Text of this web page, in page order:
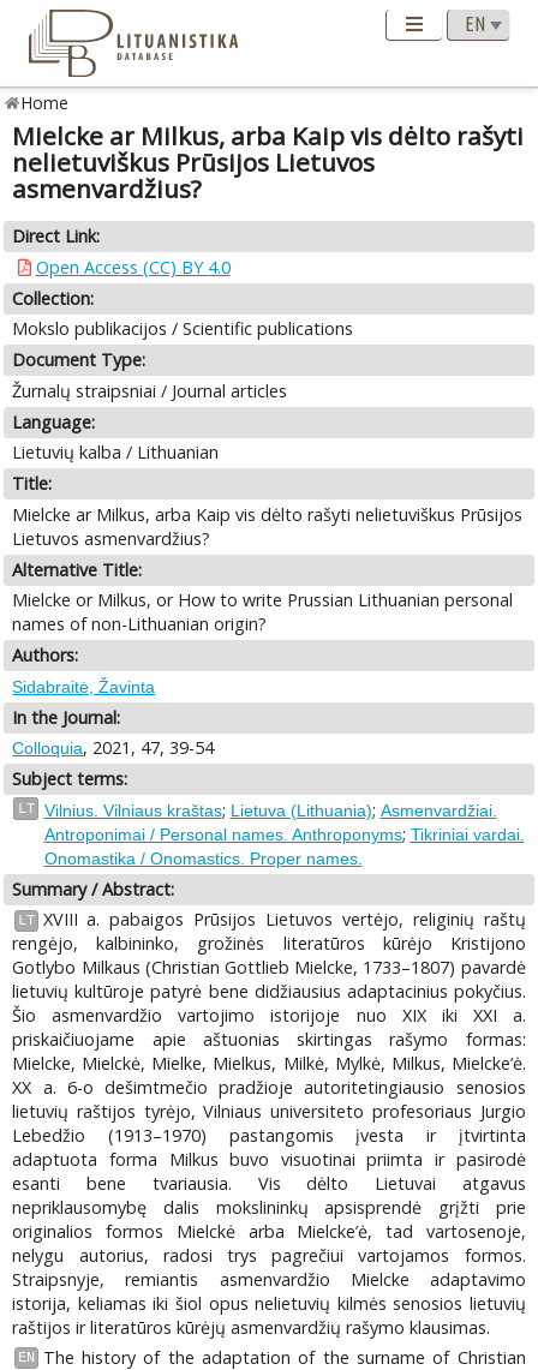
Home
Mielcke ar Milkus, arba Kaip vis dėlto rašyti
nelietuviškus Prūsijos Lietuvos
asmenvardžius?
Direct Link:
Open Access (CC) BY 4.0
Collection:
Mokslo publikacijos / Scientific publications
Document Type:
Žurnalų straipsniai / Journal articles
Language:
Lietuvių kalba / Lithuanian
Title:
Mielcke ar Milkus, arba Kaip vis dėlto rašyti nelietuviškus Prūsijos
Lietuvos asmenvardžius?
Alternative Title:
Mielcke or Milkus, or How to write Prussian Lithuanian personal
names of non-Lithuanian origin?
Authors:
Sidabraitė, Žavinta
In the Journal:
Colloquia, 2021, 47, 39-54
Subject terms:
LT Vilnius. Vilniaus kraštas; Lietuva (Lithuania); Asmenvardžiai.
Antroponimai / Personal names. Anthroponyms; Tikriniai vardai.
Onomastika / Onomastics. Proper names.
Summary / Abstract:
LT XVIII a. pabaigos Prūsijos Lietuvos vertėjo, religinių raštų
rengėjo, kalbininko, grožinės literatūros kūrėjo Kristijono
Gotlybo Milkaus (Christian Gottlieb Mielcke, 1733–1807) pavardė
lietuvių kultūroje patyrė bene didžiausius adaptacinius pokyčius.
Šio asmenvardžio vartojimo istorijoje nuo XIX iki XXI a.
priskaičiuojame apie aštuonias skirtingas rašymo formas:
Mielcke, Mielckė, Mielke, Mielkus, Milkė, Mylkė, Milkus, Mielcke’ė.
XX a. 6-o dešimtmečio pradžioje autoritetingiausio senosios
lietuvių raštijos tyrėjo, Vilniaus universiteto profesoriaus Jurgio
Lebedžio (1913–1970) pastangomis įvesta ir įtvirtinta
adaptuota forma Milkus buvo visuotinai priimta ir pasirodė
esanti bene tvariausia. Vis dėlto Lietuvai atgavus
nepriklausomybę dalis mokslininkų apsisprendė grįžti prie
originalios formos Mielckė arba Mielcke’ė, tad vartosenoje,
nelygu autorius, radosi trys pagrečiui vartojamos formos.
Straipsnyje, remiantis asmenvardžio Mielcke adaptavimo
istorija, keliamas iki šiol opus nelietuvių kilmės senosios lietuvių
raštijos ir literatūros kūrėjų asmenvardžių rašymo klausimas.
EN
The history of the adaptation of the surname of Christian